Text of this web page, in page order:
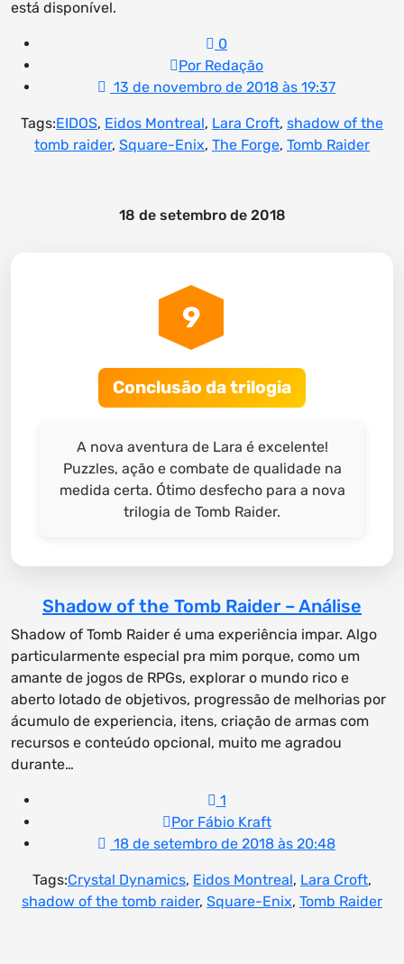
está disponível.
0
Por Redação
13 de novembro de 2018 às 19:37
Tags:EIDOS, Eidos Montreal, Lara Croft, shadow of the
tomb raider, Square-Enix, The Forge, Tomb Raider
18 de setembro de 2018
9
Conclusão da trilogia
A nova aventura de Lara é excelente!
Puzzles, ação e combate de qualidade na
medida certa. Ótimo desfecho para a nova
trilogia de Tomb Raider.
Shadow of the Tomb Raider – Análise
Shadow of Tomb Raider é uma experiência impar. Algo
particularmente especial pra mim porque, como um
amante de jogos de RPGs, explorar o mundo rico e
aberto lotado de objetivos, progressão de melhorias por
ácumulo de experiencia, itens, criação de armas com
recursos e conteúdo opcional, muito me agradou
durante…
1
Por Fábio Kraft
18 de setembro de 2018 às 20:48
Tags:Crystal Dynamics, Eidos Montreal, Lara Croft,
shadow of the tomb raider, Square-Enix, Tomb Raider